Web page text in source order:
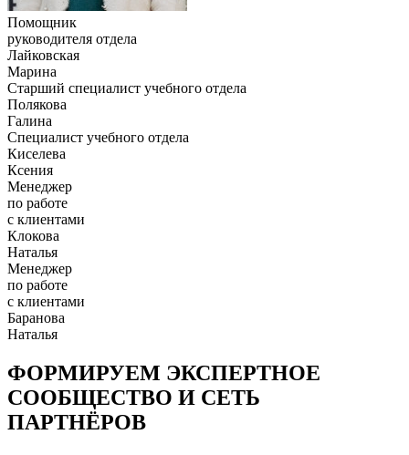
Помощник
руководителя отдела
Лайковская
Марина
Старший специалист учебного отдела
Полякова
Галина
Специалист учебного отдела
Киселева
Ксения
Менеджер
по работе
с клиентами
Клокова
Наталья
Менеджер
по работе
с клиентами
Баранова
Наталья
ФОРМИРУЕМ ЭКСПЕРТНОЕ
СООБЩЕСТВО И СЕТЬ
ПАРТНЁРОВ